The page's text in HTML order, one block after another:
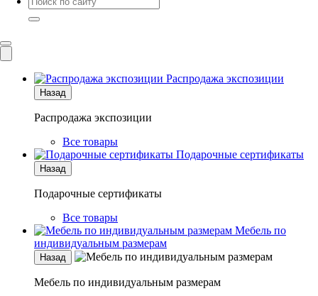
Распродажа экспозиции
Назад
Распродажа экспозиции
Все товары
Подарочные сертификаты
Назад
Подарочные сертификаты
Все товары
Мебель по
индивидуальным размерам
Назад
Мебель по индивидуальным размерам